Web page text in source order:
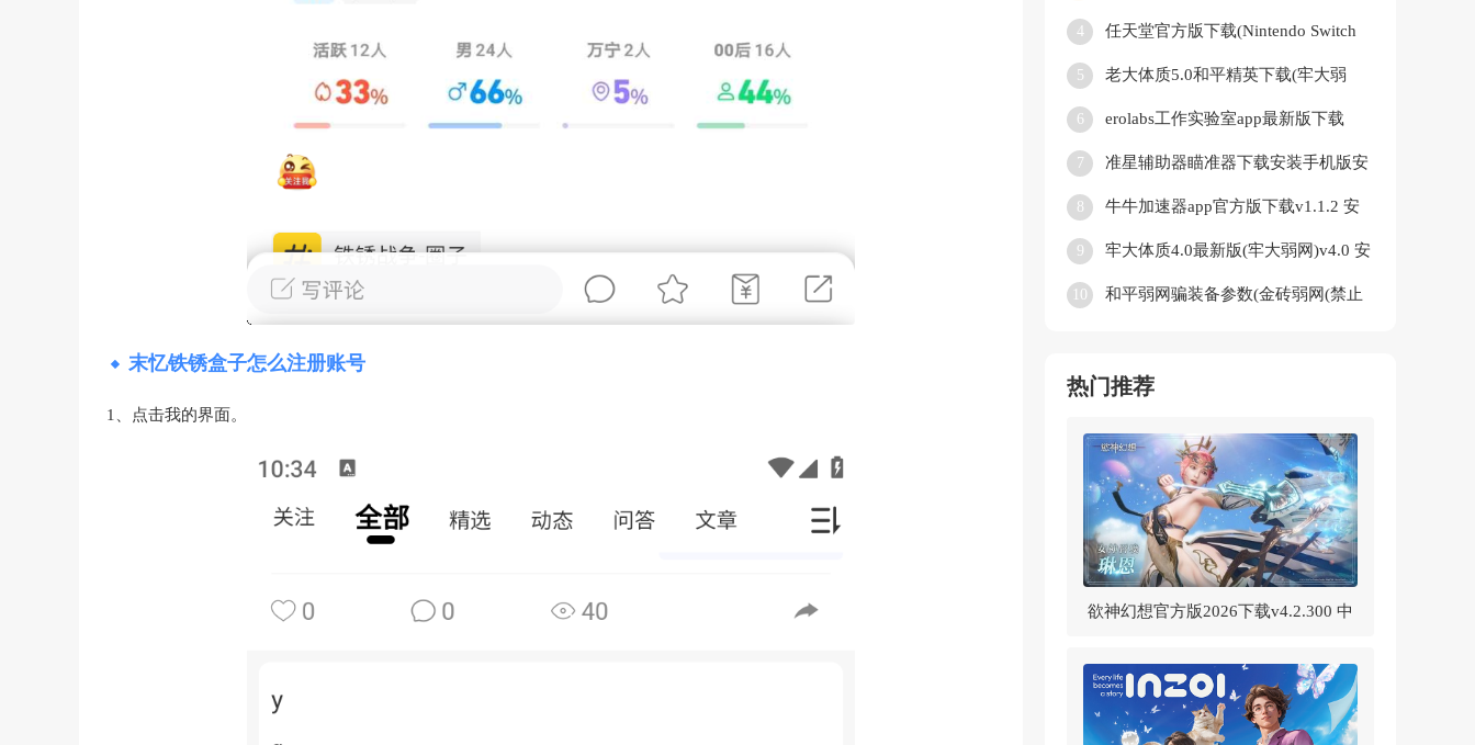
末忆铁锈盒子怎么注册账号
1、点击我的界面。
4
任天堂官方版下载(Nintendo Switch
5
老大体质5.0和平精英下载(牢大弱
6
erolabs工作实验室app最新版下载
7
准星辅助器瞄准器下载安装手机版安
费版
8
牛牛加速器app官方版下载v1.1.2 安
9
牢大体质4.0最新版(牢大弱网)v4.0 安
10
和平弱网骗装备参数(金砖弱网(禁止
热门推荐
欲神幻想官方版2026下载v4.2.300 中
文版